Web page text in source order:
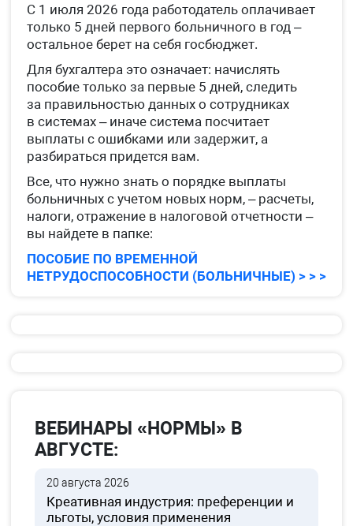
С 1 июля 2026 года работодатель оплачивает
только 5 дней первого больничного в год –
остальное берет на себя госбюджет.
Для бухгалтера это означает: начислять
пособие только за первые 5 дней, следить
за правильностью данных о сотрудниках
в системах – иначе система посчитает
выплаты с ошибками или задержит, а
разбираться придется вам.
Все, что нужно знать о порядке выплаты
больничных с учетом новых норм, – расчеты,
налоги, отражение в налоговой отчетности –
вы найдете в папке:
ПОСОБИЕ ПО ВРЕМЕННОЙ
НЕТРУДОСПОСОБНОСТИ (БОЛЬНИЧНЫЕ) > > >
ВЕБИНАРЫ «НОРМЫ» В
АВГУСТЕ:
20 августа 2026
Креативная индустрия: преференции и
льготы, условия применения